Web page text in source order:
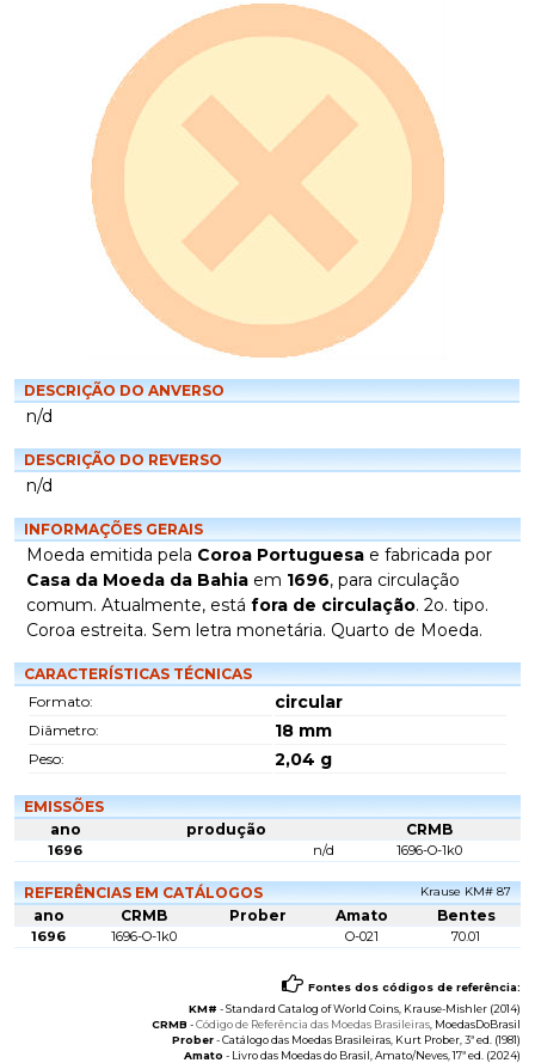
DESCRIÇÃO DO ANVERSO
n/d
DESCRIÇÃO DO REVERSO
n/d
INFORMAÇÕES GERAIS
Moeda emitida pela Coroa Portuguesa e fabricada por
Casa da Moeda da Bahia em 1696, para circulação
comum. Atualmente, está fora de circulação. 2o. tipo.
Coroa estreita. Sem letra monetária. Quarto de Moeda.
CARACTERÍSTICAS TÉCNICAS
Formato:
circular
Diâmetro: 18 mm
Peso: 2,04 g
EMISSÕES
ano
produção CRMB
1696 n/d 1696-O-1k0
REFERÊNCIAS EM CATÁLOGOS Krause KM# 87
ano CRMB Prober Amato Bentes
1696 1696-O-1k0 O-021 70.01
Fontes dos códigos de referência:
KM# -Standard Catalog of World Coins , Krause-Mishler (2014)
CRMB -Código de Referência das Moedas Brasileiras , MoedasDoBrasil
Prober-Catálogo das Moedas Brasileiras , Kurt Prober, 3ª ed. (1981)
Amato - Livro das Moedas do Brasil , Amato/Neves, 17ª ed. (2024)